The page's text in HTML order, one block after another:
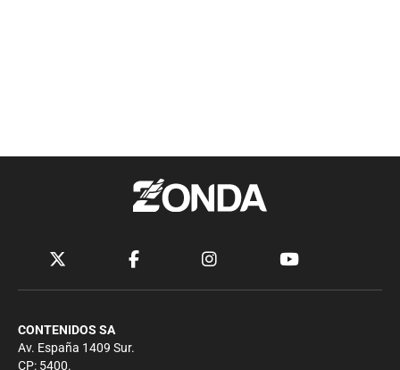
CONTENIDOS SA
Av. España 1409 Sur.
CP: 5400.